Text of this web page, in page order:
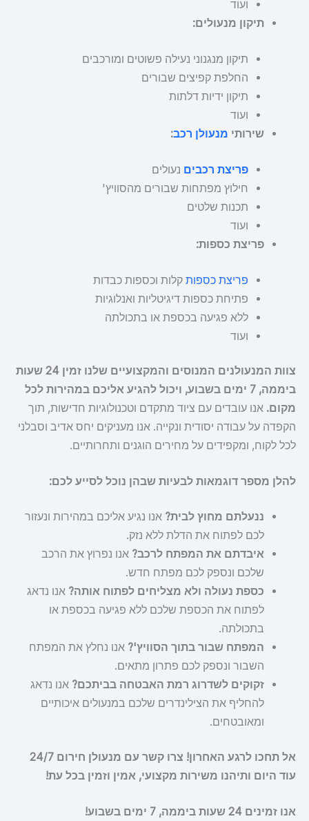
ועוד
תיקון מנעולים:
תיקון מנגנוני נעילה פשוטים ומורכבים
החלפת קפיצים שבורים
תיקון ידיות דלתות
ועוד
שירותי מנעולן רכב:
פריצת רכבים נעולים
חילוץ מפתחות שבורים מהסוויץ'
תכנות שלטים
ועוד
פריצת כספות:
פריצת כספות קלות וכספות כבדות
פתיחת כספות דיגיטליות ואנלוגיות
ללא פגיעה בכספת או בתכולתה
ועוד
צוות המנעולנים המנוסים והמקצועיים שלנו זמין 24 שעות
ביממה, 7 ימים בשבוע, ויכול להגיע אליכם במהירות לכל
מקום. אנו עובדים עם ציוד מתקדם וטכנולוגיות חדישות, תוך
הקפדה על עבודה יסודית ונקייה. אנו מעניקים יחס אדיב וסבלני
לכל לקוח, ומקפידים על מחירים הוגנים ותחרותיים.
להלן מספר דוגמאות לבעיות שבהן נוכל לסייע לכם:
ננעלתם מחוץ לבית? אנו נגיע אליכם במהירות ונעזור
לכם לפתוח את הדלת ללא נזק.
איבדתם את המפתח לרכב? אנו נפרוץ את הרכב
שלכם ונספק לכם מפתח חדש.
כספת נעולה ולא מצליחים לפתוח אותה? אנו נדאג
לפתוח את הכספת שלכם ללא פגיעה בכספת או
בתכולתה.
המפתח שבור בתוך הסוויץ'? אנו נחלץ את המפתח
השבור ונספק לכם פתרון מתאים.
זקוקים לשדרוג רמת האבטחה בביתכם? אנו נדאג
להחליף את הצילינדרים שלכם במנעולים איכותיים
ומאובטחים.
אל תחכו לרגע האחרון! צרו קשר עם מנעולן חירום 24/7
עוד היום ותיהנו משירות מקצועי, אמין וזמין בכל עת!
אנו זמינים 24 שעות ביממה, 7 ימים בשבוע!